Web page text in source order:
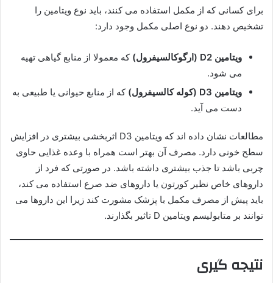
برای کسانی که از مکمل استفاده می کنند، باید نوع ویتامین را
تشخیص دهند. دو نوع اصلی مکمل وجود دارد:
ویتامین D2 (ارگوکالسیفرول)
که معمولا از منابع گیاهی تهیه
می شود.
ویتامین D3 (کوله کالسیفرول)
که از منابع حیوانی یا طبیعی به
دست می آید.
مطالعات نشان داده اند که ویتامین D3 اثربخشی بیشتری در افزایش
سطح خونی دارد. مصرف آن بهتر است همراه با وعده غذایی حاوی
چربی باشد تا جذب بیشتری داشته باشد. در صورتی که فرد از
داروهای خاص نظیر کورتون یا داروهای ضد صرع استفاده می کند،
باید پیش از مصرف مکمل با پزشک مشورت کند زیرا این داروها می
توانند بر متابولیسم ویتامین D تاثیر بگذارند.
نتیجه گیری